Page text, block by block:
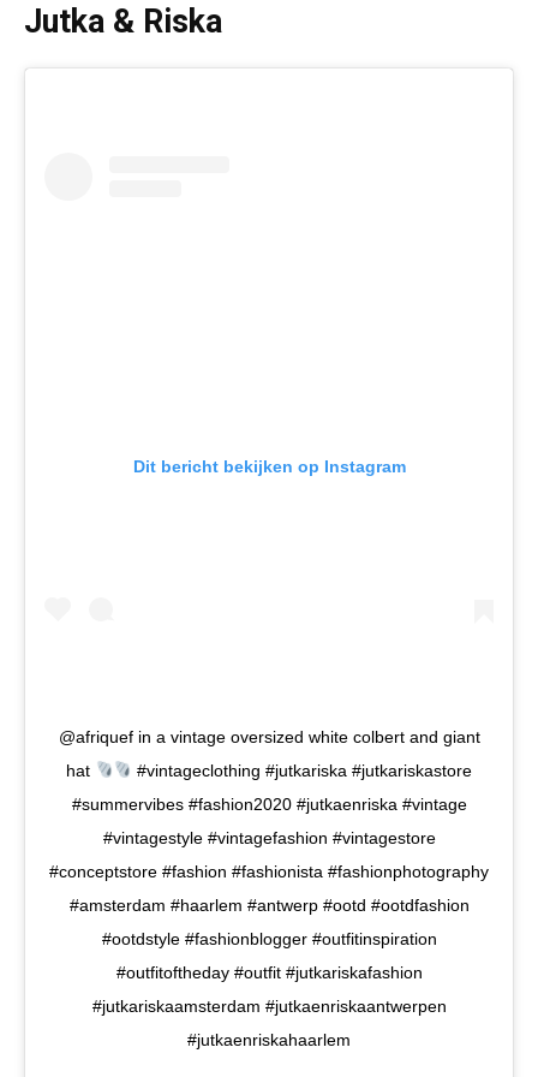
Jutka & Riska
Dit bericht bekijken op Instagram
@afriquef in a vintage oversized white colbert and giant
hat
#vintageclothing #jutkariska #jutkariskastore
#summervibes #fashion2020 #jutkaenriska #vintage
#vintagestyle #vintagefashion #vintagestore
#conceptstore #fashion #fashionista #fashionphotography
#amsterdam #haarlem #antwerp #ootd #ootdfashion
#ootdstyle #fashionblogger #outfitinspiration
#outfitoftheday #outfit #jutkariskafashion
#jutkariskaamsterdam #jutkaenriskaantwerpen
#jutkaenriskahaarlem